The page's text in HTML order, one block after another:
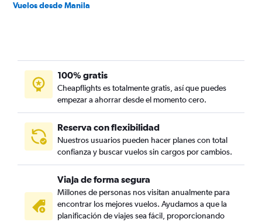
Vuelos desde Manila
100% gratis
Cheapflights es totalmente gratis, así que puedes
empezar a ahorrar desde el momento cero.
Reserva con flexibilidad
Nuestros usuarios pueden hacer planes con total
confianza y buscar vuelos sin cargos por cambios.
Viaja de forma segura
Millones de personas nos visitan anualmente para
encontrar los mejores vuelos. Ayudamos a que la
planificación de viajes sea fácil, proporcionando